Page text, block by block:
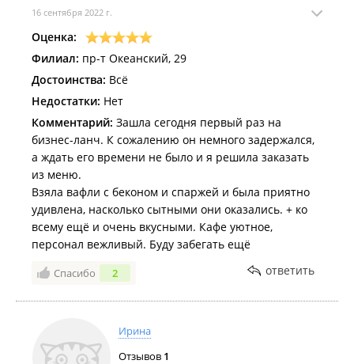
16 сентября 2022 г.
Оценка:
Филиал: пр-т Океанский, 29
Достоинства: Всё
Недостатки: Нет
Комментарий: Зашла сегодня первый раз на
бизнес-ланч. К сожалению он немного задержался,
а ждать его времени не было и я решила заказать
из меню.
Взяла вафли с беконом и спаржей и была приятно
удивлена, насколько сытными они оказались. + ко
всему ещё и очень вкусными. Кафе уютное,
персонал вежливый. Буду забегать ещё
Спасибо 2 ответить
Ирина
Отзывов 1